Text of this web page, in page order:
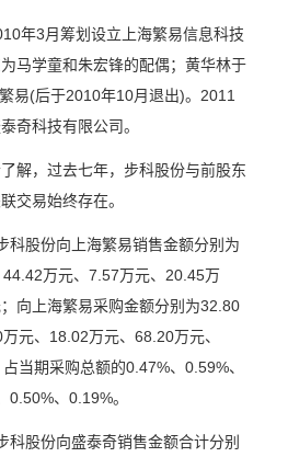
年3月筹划设立上海繁易信息科技
马学童和朱宏锋的配偶；黄华林于
易(后于2010年10月退出)。2011
奇科技有限公司。
解，过去七年，步科股份与前股东
交易始终存在。
股份向上海繁易销售金额分别为
万元、7.57万元、20.45万
向上海繁易采购金额分别为32.80
元、18.02万元、68.20万元、
当期采购总额的0.47%、0.59%、
、0.19%。
股份向盛泰奇销售金额合计分别